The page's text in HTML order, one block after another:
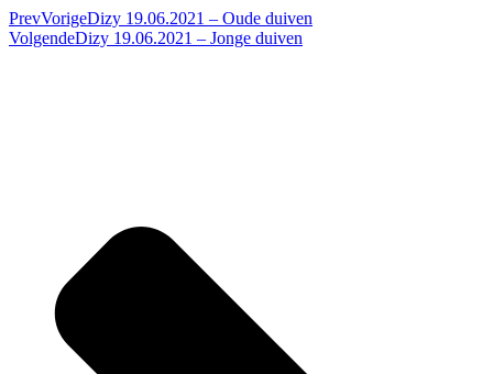
PrevVorigeDizy 19.06.2021 – Oude duiven
VolgendeDizy 19.06.2021 – Jonge duiven